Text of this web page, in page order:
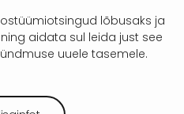
lõbusaks ja
aidata sul leida just see
uuele tasemele.